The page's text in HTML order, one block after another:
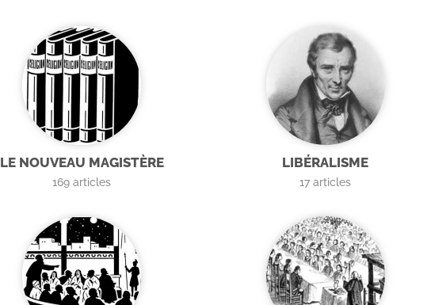
LE NOUVEAU MAGISTÈRE
169 articles
LIBÉRALISME
17 articles